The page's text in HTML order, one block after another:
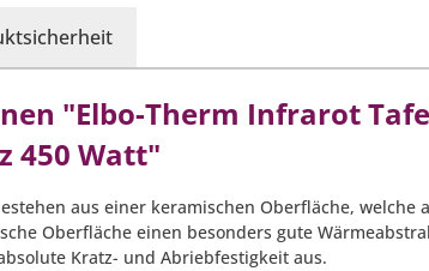
"Elbo-Therm Infrarot
450 Watt"
aus einer keramischen Oberfläche,
Oberfläche einen besonders gute
Kratz- und Abriebfestigkeit aus.